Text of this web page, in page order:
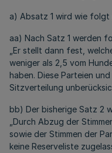
a) Absatz 1 wird wie folgt
aa) Nach Satz 1 werden
„Er stellt dann fest,
weniger als 2,5 vom
haben. Diese Parteien
Sitzverteilung
bb) Der bisherige Satz 2
„Durch Abzug der
sowie der Stimmen der
keine Reserveliste